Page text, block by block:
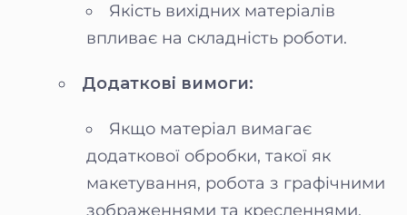
Якість вихідних матеріалів
впливає на складність роботи.
Додаткові вимоги:
Якщо матеріал вимагає
додаткової обробки, такої як
макетування, робота з графічними
зображеннями та кресленнями,